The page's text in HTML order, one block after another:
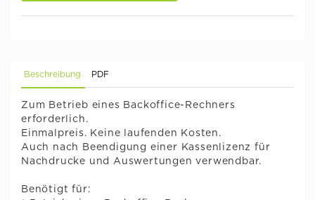
Beschreibung PDF
Zum Betrieb eines Backoffice-Rechners
erforderlich.
Einmalpreis. Keine laufenden Kosten.
Auch nach Beendigung einer Kassenlizenz für
Nachdrucke und Auswertungen verwendbar.
Benötigt für: